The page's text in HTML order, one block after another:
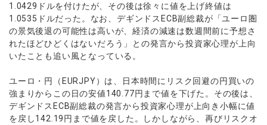
1.0429ドルを付けたが、その後は徐々に値を上げ終値は
1.0535ドルだった。なお、デギンドスECB副総裁が「ユーロ圏
の景気後退の可能性は高いが、経済の減速は数週間前に予想さ
れたほどひどくはないだろう」との発言から投資家心理が上向
いたことも追い風となっている。
ユーロ・円（EURJPY）は、日本時間にリスク回避の円買いの
強まりからこの日の安値140.77円まで値を下げた。その後は、
デギンドスECB副総裁の発言から投資家心理が上向き小幅に値
を戻し142.19円まで値を戻した。しかしながら、再びリスクオ